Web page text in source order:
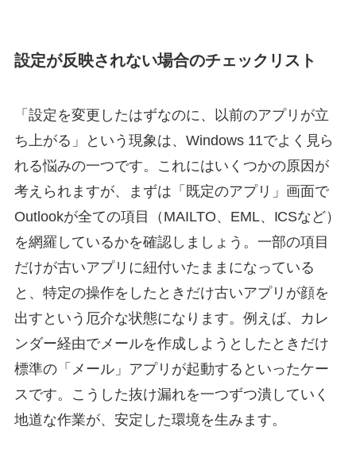
設定が反映されない場合のチェックリスト
「設定を変更したはずなのに、以前のアプリが立
ち上がる」という現象は、Windows 11でよく見ら
れる悩みの一つです。これにはいくつかの原因が
考えられますが、まずは「既定のアプリ」画面で
Outlookが全ての項目（MAILTO、EML、ICSなど）
を網羅しているかを確認しましょう。一部の項目
だけが古いアプリに紐付いたままになっている
と、特定の操作をしたときだけ古いアプリが顔を
出すという厄介な状態になります。例えば、カレ
ンダー経由でメールを作成しようとしたときだけ
標準の「メール」アプリが起動するといったケー
スです。こうした抜け漏れを一つずつ潰していく
地道な作業が、安定した環境を生みます。